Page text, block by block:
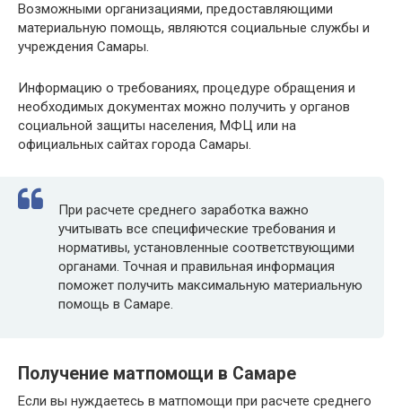
Возможными организациями, предоставляющими
материальную помощь, являются социальные службы и
учреждения Самары.
Информацию о требованиях, процедуре обращения и
необходимых документах можно получить у органов
социальной защиты населения, МФЦ или на
официальных сайтах города Самары.
При расчете среднего заработка важно
учитывать все специфические требования и
нормативы, установленные соответствующими
органами. Точная и правильная информация
поможет получить максимальную материальную
помощь в Самаре.
Получение матпомощи в Самаре
Если вы нуждаетесь в матпомощи при расчете среднего